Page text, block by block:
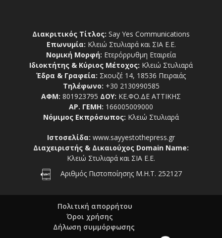
Διακριτικός Τίτλος: Say Yes Communications
Επωνυμία: Κλειώ Στυλιαρά και ΣΙΑ Ε.Ε.
Νομική Μορφή: Ετερόρρυθμη Εταιρεία
Ιδιοκτήτης & Κύριος Μέτοχος: Κλειώ Στυλιαρά
Έδρα & Γραφεία: Σκουζέ 14, 18536 Πειραιάς
Τηλέφωνο: +30 2130990585
ΑΦΜ: 801923795 ΔΟΥ: ΚΕ.ΦΟ.ΔΕ ΑΤΤΙΚΗΣ
ΑΡ. ΓΕΜΗ: 166005009000
Νόμιμος Εκπρόσωπος: Κλειώ Στυλιαρά
Ιστοσελίδα: www.sayyestothepress.gr
Διαχειριστής & Δικαιούχος Domain Name:
Κλειώ Στυλιαρά και ΣΙΑ Ε.Ε.
Αριθμός Πιστοποίησης Μ.Η.Τ. 252127
Πολιτική απορρήτου
Όροι χρήσης
Δήλωση συμμόρφωσης